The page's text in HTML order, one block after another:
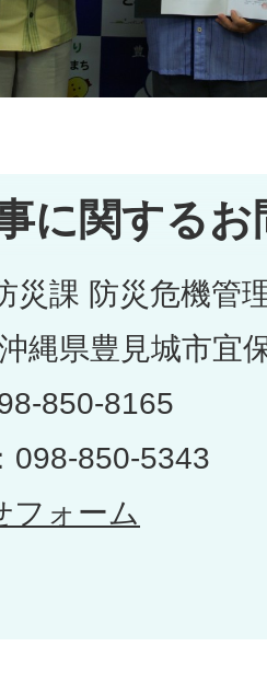
に関する
災課 防災危機管
縄県豊見城市宜
850-8165
098-850-5343
フォーム